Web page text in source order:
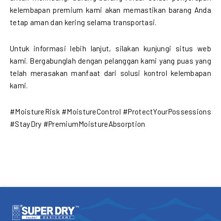
kelembapan premium kami akan memastikan barang Anda
tetap aman dan kering selama transportasi.
Untuk informasi lebih lanjut, silakan kunjungi situs web
kami. Bergabunglah dengan pelanggan kami yang puas yang
telah merasakan manfaat dari solusi kontrol kelembapan
kami.
#MoistureRisk #MoistureControl #ProtectYourPossessions
#StayDry #PremiumMoistureAbsorption